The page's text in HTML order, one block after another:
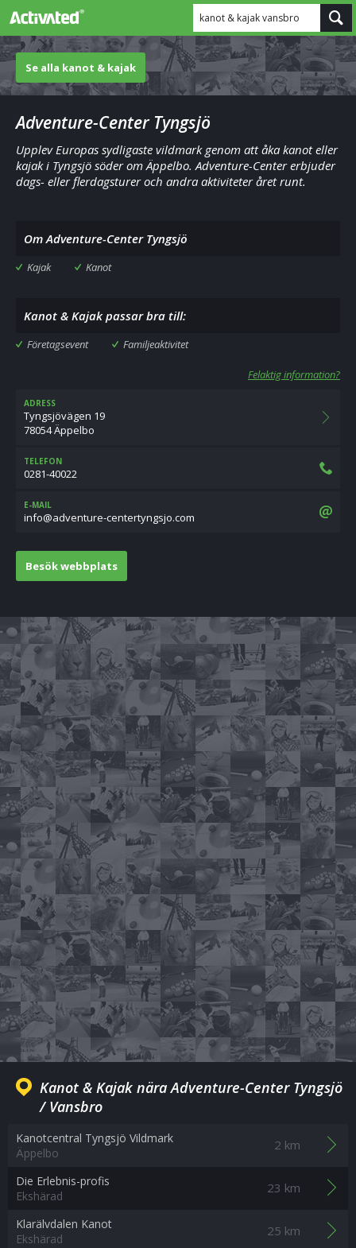
kanot & kajak vansbro
Se alla kanot & kajak
Adventure-Center Tyngsjö
Upplev Europas sydligaste vildmark genom att åka kanot eller
kajak i Tyngsjö söder om Äppelbo. Adventure-Center erbjuder
dags- eller flerdagsturer och andra aktiviteter året runt.
Om Adventure-Center Tyngsjö
Kajak Kanot
Kanot & Kajak passar bra till:
Företagsevent Familjeaktivitet
Felaktig information?
ADRESS
Tyngsjövägen 19
78054 Äppelbo
TELEFON
0281-40022
E-MAIL
moc.ojsgnytretnec-erutnevda@ofni
Besök webbplats
Kanot & Kajak nära Adventure-Center Tyngsjö
/ Vansbro
Kanotcentral Tyngsjö Vildmark
Äppelbo
2 km
Die Erlebnis-profis
Ekshärad
23 km
Klarälvdalen Kanot
Ekshärad
25 km